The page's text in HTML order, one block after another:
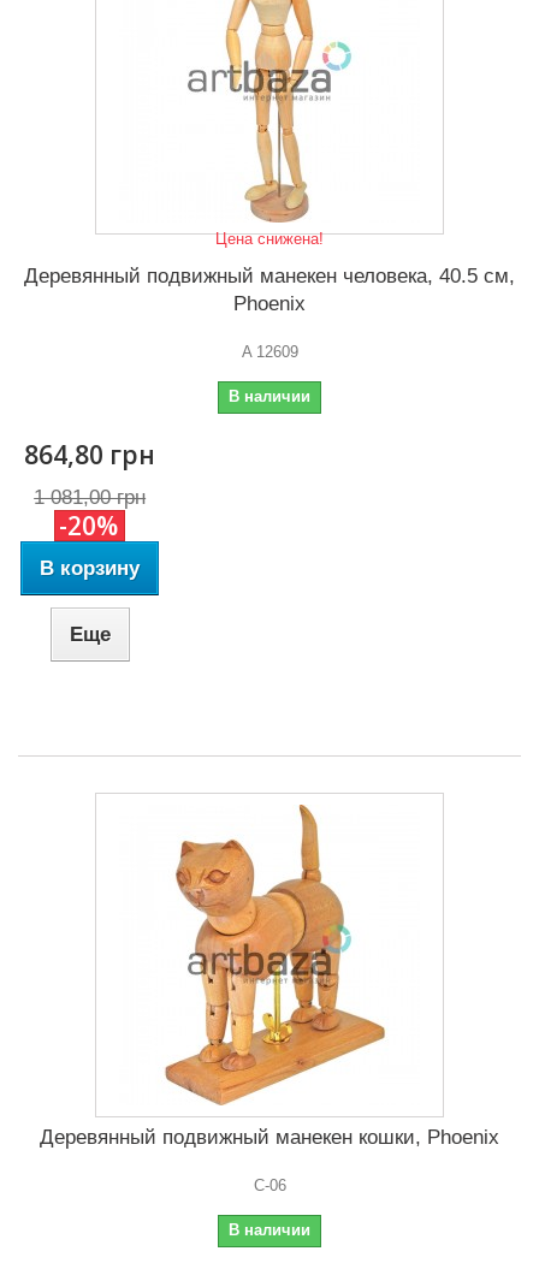
Цена снижена!
Деревянный подвижный манекен человека, 40.5 см,
Phoenix
A 12609
В наличии
864,80 грн
1 081,00 грн
-20%
В корзину
Еще
Деревянный подвижный манекен кошки, Phoenix
C-06
В наличии